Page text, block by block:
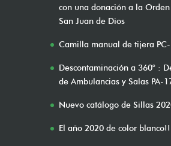
con una donación a la
San Juan de Dios
Camilla manual de tijera
Descontaminación a 360° :
de Ambulancias y Salas PA-
Nuevo catálogo de Sillas
El año 2020 de color blanco!!